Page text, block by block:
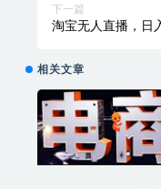
下一篇
淘宝无人直播，日
相关文章